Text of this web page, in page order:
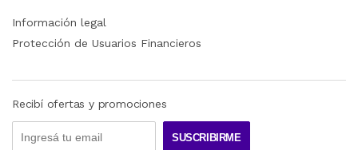
Información legal
Protección de Usuarios Financieros
Recibí ofertas y promociones
SUSCRIBIRME